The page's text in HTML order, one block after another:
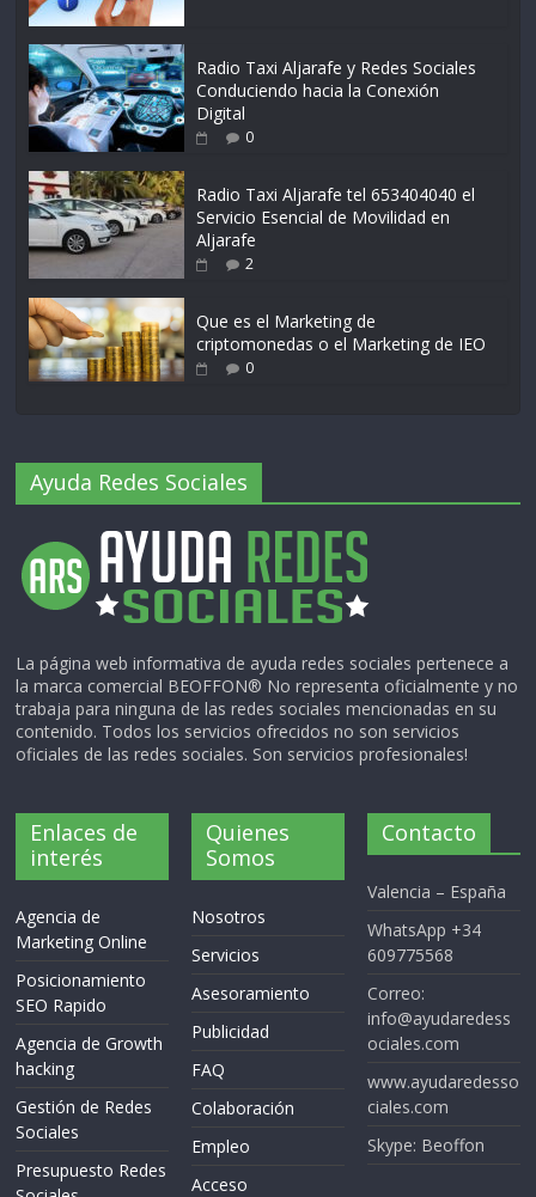
Radio Taxi Aljarafe y Redes Sociales
Conduciendo hacia la Conexión
Digital
0
Radio Taxi Aljarafe tel 653404040 el
Servicio Esencial de Movilidad en
Aljarafe
2
Que es el Marketing de
criptomonedas o el Marketing de IEO
0
Ayuda Redes Sociales
La página web informativa de ayuda redes sociales pertenece a
la marca comercial BEOFFON® No representa oficialmente y no
trabaja para ninguna de las redes sociales mencionadas en su
contenido. Todos los servicios ofrecidos no son servicios
oficiales de las redes sociales. Son servicios profesionales!
Enlaces de
interés
Agencia de
Marketing Online
Posicionamiento
SEO Rapido
Agencia de Growth
hacking
Gestión de Redes
Sociales
Presupuesto Redes
Quienes
Somos
Nosotros
Servicios
Asesoramiento
Publicidad
FAQ
Colaboración
Empleo
Acceso
Contacto
Valencia – España
WhatsApp +34
609775568
Correo:
info@ayudaredess
ociales.com
www.ayudaredesso
ciales.com
Skype: Beoffon